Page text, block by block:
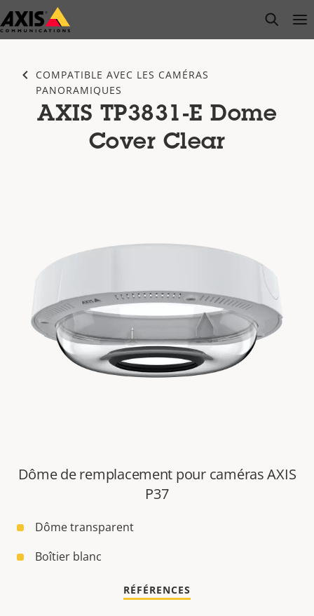
Passer
au
open
COMPATIBLE AVEC LES CAMÉRAS
PANORAMIQUES
AXIS TP3831-E Dome
Cover Clear
Dôme de remplacement pour caméras AXIS
P37
Dôme transparent
Boîtier blanc
RÉFÉRENCES